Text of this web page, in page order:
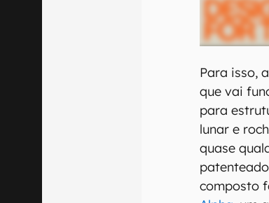
Para isso,
que vai
para
lunar e
quase
composto